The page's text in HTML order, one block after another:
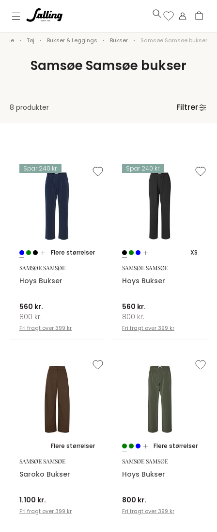
Tøj Bukser & Leggings Bukser Samsøe Samsøe bukser
Samsøe Samsøe bukser
8 produkter Filtrer
Spar 240 kr.
Flere størrelser
SAMSØE SAMSØE
Hoys Bukser
560 kr.
800 kr.
Fri fragt over 399 kr
Spar 240 kr.
XS
SAMSØE SAMSØE
Hoys Bukser
560 kr.
800 kr.
Fri fragt over 399 kr
Flere størrelser
SAMSØE SAMSØE
Saroko Bukser
1.100 kr.
Fri fragt over 399 kr
Flere størrelser
SAMSØE SAMSØE
Hoys Bukser
800 kr.
Fri fragt over 399 kr